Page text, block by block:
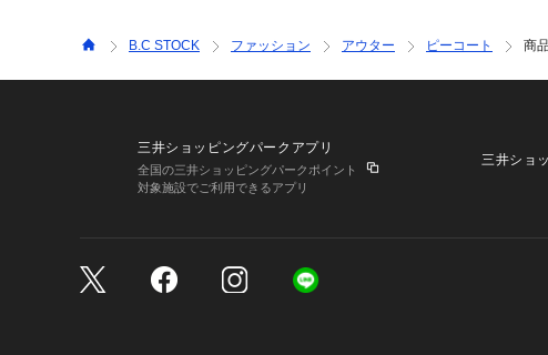
B.C STOCK ファッション アウター ピーコート 商
三井ショッピングパークアプリ
全国の三井ショッピングパークポイント
対象施設でご利用できるアプリ
三井ショ